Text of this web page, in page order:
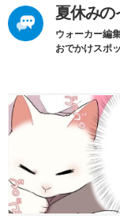
夏休み
ウォーカー編
おでかけスポ